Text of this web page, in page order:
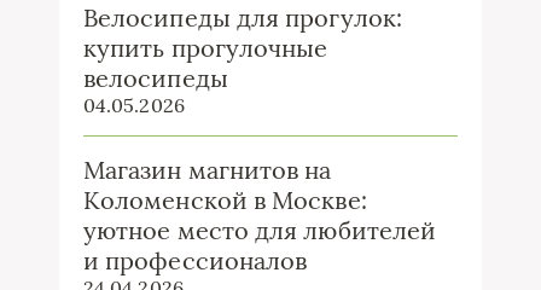
Велосипеды для прогулок:
купить прогулочные
велосипеды
04.05.2026
Магазин магнитов на
Коломенской в Москве:
уютное место для любителей
и профессионалов